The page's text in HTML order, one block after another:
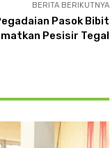
BERITA BERIKUTNYA
Pasok Bibit
Pesisir Tegal